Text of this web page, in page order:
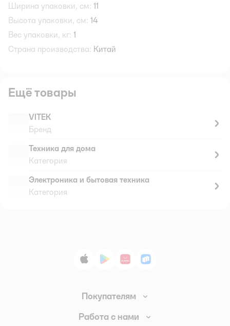
Ширина упаковки, см: 11
Высота упаковки, см: 14
Вес упаковки, кг: 1
Страна производства: Китай
Ещё товары
VITEK
Бренд
Техника для дома
Категория
Электроника и бытовая техника
Категория
App StoreGoogle Play
AppGallery
RuStore
Покупателям
Доставка и оплата
Работа с нами